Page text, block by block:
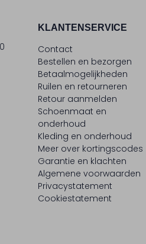
KLANTENSERVICE
Contact
Bestellen en bezorgen
Betaalmogelijkheden
Ruilen en retourneren
Retour aanmelden
Schoenmaat en
onderhoud
Kleding en onderhoud
Meer over kortingscodes
Garantie en klachten
Algemene voorwaarden
Privacystatement
Cookiestatement